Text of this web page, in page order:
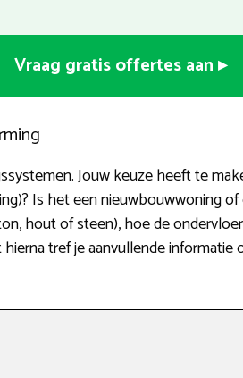
Vraag gratis offertes aan ▸
Jouw keuze heeft te
Is het een nieuwbouwwoning
hout of steen), hoe de
tref je aanvullende